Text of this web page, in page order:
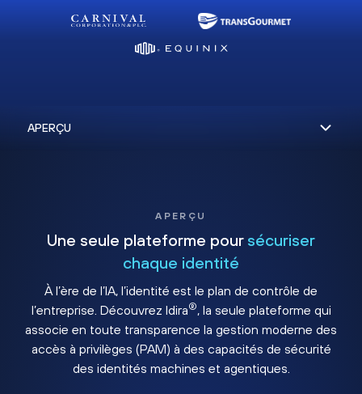
APERÇU
Une seule plateforme pour sécuriser
chaque identité
À l’ère de l’IA, l’identité est le plan de contrôle de
l’entreprise. Découvrez Idira®, la seule plateforme qui
associe en toute transparence la gestion moderne des
accès à privilèges (PAM) à des capacités de sécurité
des identités machines et agentiques.